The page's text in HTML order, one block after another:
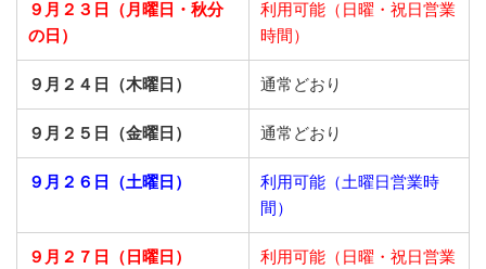
９月２３日
（月曜日・秋分
の日）
利用可能（日曜・祝日営業
時間）
９月２４日（木曜日） 通常どおり
９月２５日（金曜日） 通常どおり
９月２６日（土曜日）
利用可能（土曜日営業時
間）
９月２７日（日曜日）
利用可能（日曜・祝日営業